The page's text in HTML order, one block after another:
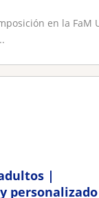
en la
|
personalizado